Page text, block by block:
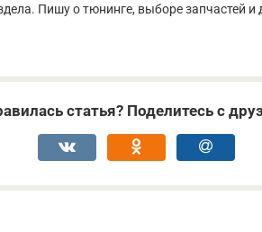
Пишу о тюнинге, выборе запчастей и
статья? Поделитесь с